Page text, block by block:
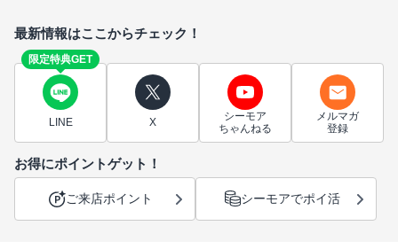
最新情報はここからチェック！
限定特典GET
LINE X
シーモア
ちゃんねる
メルマガ
登録
お得にポイントゲット！
ご来店ポイント シーモアでポイ活